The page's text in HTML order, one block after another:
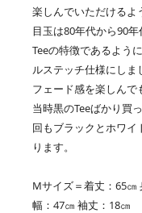
楽しんでいただけるよ
目玉は80年代から90
Teeの特徴であるよう
ルステッチ仕様にしま
フェード感を楽しんで
当時黒のTeeばかり買
回もブラックとホワイ
ります。
Mサイズ＝着丈：65㎝
幅：47㎝ 袖丈：18㎝